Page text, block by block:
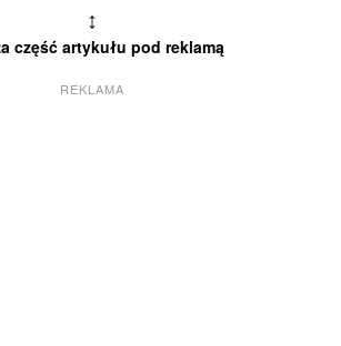
↕
część artykułu pod reklamą
REKLAMA